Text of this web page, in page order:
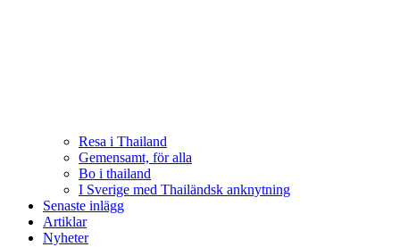
Resa i Thailand
Gemensamt, för alla
Bo i thailand
I Sverige med Thailändsk anknytning
Senaste inlägg
Artiklar
Nyheter